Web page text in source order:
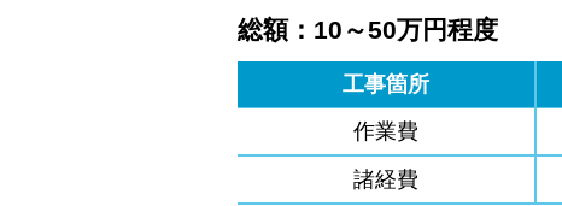
総額：10～50万円程度
工事箇所
作業費
諸経費